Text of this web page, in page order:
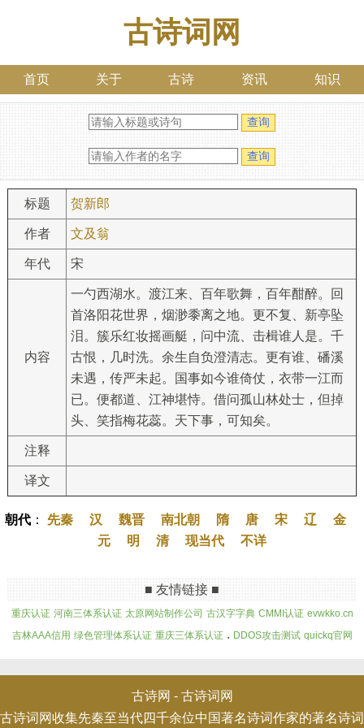
古诗词网
首页 关于 古诗 资讯 知识
标题 贺新郎
作者 文及翁
年代 宋
内容
一勺西湖水。渡江来、百年歌舞，百年酣醉。回
首洛阳花世界，烟渺黍离之地。更不复、新亭坠
泪。簇乐红妆摇画艇，问中流、击楫谁人是。千
古恨，几时洗。余生自负澄清志。更有谁、磻溪
未遇，传严未起。国事如今谁倚仗，衣带一江而
已。便都道、江神堪恃。借问孤山林处士，但掉
头、笑指梅花蕊。天下事，可知矣。
注释
译文
朝代 ： 先秦 汉 魏晋 南北朝 隋 唐 宋 辽
金
元
明 清 现当代 不详
■ 友情链接 ■
重庆认证 河南三体系认证 太原网站制作公司 古汉字字典 CMMI认证 evwkko.cn
吉林AAA信用 绿色管理体系认证 重庆三体系认证 . DDOS攻击测试 quickq官网
古诗网 - 古诗词网
古诗词网收集先秦至当代四千余位中国著名诗词作家的著名诗词